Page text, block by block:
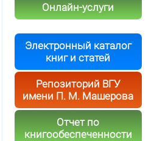
Онлайн-услуги
Электронный каталог
книг и статей
Репозиторий ВГУ
имени П. М. Машерова
Отчет по
книгообеспеченности